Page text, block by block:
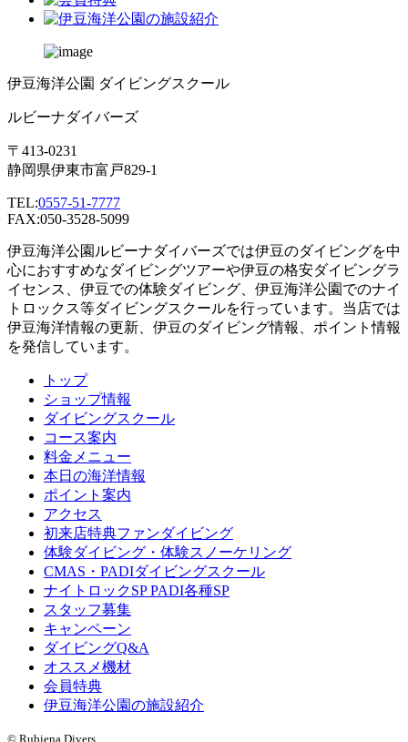
伊豆海洋公園 ダイビングスクール
ルビーナダイバーズ
〒413-0231
静岡県伊東市富戸829-1
TEL:0557-51-7777
FAX:050-3528-5099
伊豆海洋公園ルビーナダイバーズでは伊豆のダイビングを中
心におすすめなダイビングツアーや伊豆の格安ダイビングラ
イセンス、伊豆での体験ダイビング、伊豆海洋公園でのナイ
トロックス等ダイビングスクールを行っています。当店では
伊豆海洋情報の更新、伊豆のダイビング情報、ポイント情報
を発信しています。
トップ
ショップ情報
ダイビングスクール
コース案内
料金メニュー
本日の海洋情報
ポイント案内
アクセス
初来店特典ファンダイビング
体験ダイビング・体験スノーケリング
CMAS・PADIダイビングスクール
ナイトロックSP PADI各種SP
スタッフ募集
キャンペーン
ダイビングQ&A
オススメ機材
会員特典
伊豆海洋公園の施設紹介
© Rubiena Divers